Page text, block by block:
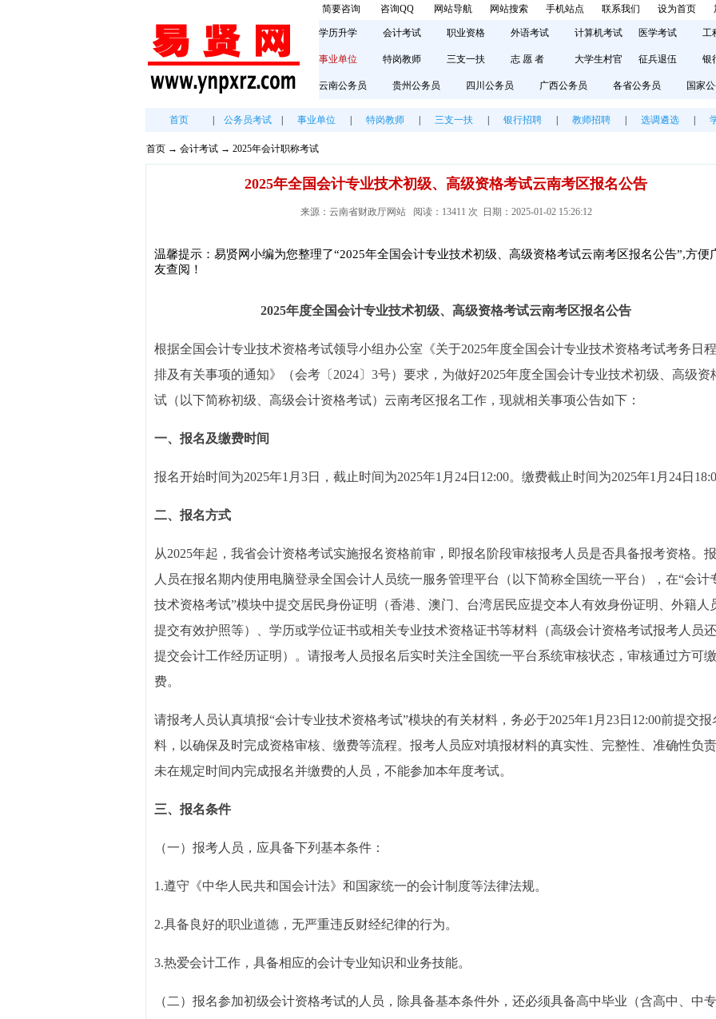
简要咨询 咨询QQ 网站导航 网站搜索 手机站点 联系我们 设为首页
学历升学 会计考试 职业资格 外语考试 计算机考试 医学考试 工
事业单位 特岗教师 三支一扶 志 愿 者 大学生村官 征兵退伍 银
云南公务员 贵州公务员 四川公务员 广西公务员 各省公务员 国家
首页 公务员考试 事业单位 特岗教师 三支一扶 银行招聘 教师招聘 选调遴选
首页 → 会计考试 → 2025年会计职称考试
2025年全国会计专业技术初级、高级资格考试云南考区报名公告
来源：云南省财政厅网站 阅读：13411 次 日期：2025-01-02 15:26:12
温馨提示：易贤网小编为您整理了“2025年全国会计专业技术初级、高级资格考试云南考区报名公告”,方便
友查阅！
2025年度全国会计专业技术初级、高级资格考试云南考区报名公告
根据全国会计专业技术资格考试领导小组办公室《关于2025年度全国会计专业技术资格考试考务日
排及有关事项的通知》（会考〔2024〕3号）要求，为做好2025年度全国会计专业技术初级、高级资
试（以下简称初级、高级会计资格考试）云南考区报名工作，现就相关事项公告如下：
一、报名及缴费时间
报名开始时间为2025年1月3日，截止时间为2025年1月24日12:00。缴费截止时间为2025年1月24日
二、报名方式
从2025年起，我省会计资格考试实施报名资格前审，即报名阶段审核报考人员是否具备报考资格。
人员在报名期内使用电脑登录全国会计人员统一服务管理平台（以下简称全国统一平台），在“会计
技术资格考试”模块中提交居民身份证明（香港、澳门、台湾居民应提交本人有效身份证明、外籍人
提交有效护照等）、学历或学位证书或相关专业技术资格证书等材料（高级会计资格考试报考人员
提交会计工作经历证明）。请报考人员报名后实时关注全国统一平台系统审核状态，审核通过方可缴
费。
请报考人员认真填报“会计专业技术资格考试”模块的有关材料，务必于2025年1月23日12:00前提交报
料，以确保及时完成资格审核、缴费等流程。报考人员应对填报材料的真实性、完整性、准确性负责
未在规定时间内完成报名并缴费的人员，不能参加本年度考试。
三、报名条件
（一）报考人员，应具备下列基本条件：
1.遵守《中华人民共和国会计法》和国家统一的会计制度等法律法规。
2.具备良好的职业道德，无严重违反财经纪律的行为。
3.热爱会计工作，具备相应的会计专业知识和业务技能。
（二）报名参加初级会计资格考试的人员，除具备基本条件外，还必须具备高中毕业（含高中、中专